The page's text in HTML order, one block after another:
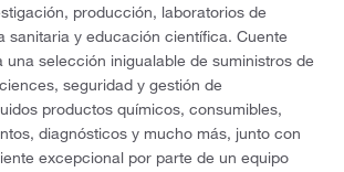
producción, laboratorios de
sanitaria y educación científica. Cuente
una selección inigualable de suministros de
seguridad y gestión de
productos químicos, consumibles,
diagnósticos y mucho más, junto con
excepcional por parte de un equipo